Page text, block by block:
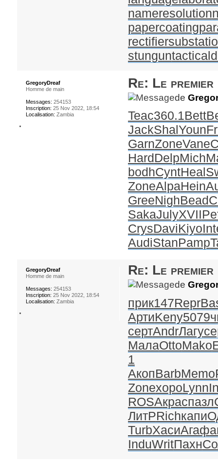
nameresolution
papercoating
stungun
Re: Le
de
Teac360.1Bett
JackShal Youn
GarnZoneVane
Hard DelpMich
bodhCyntHeal
ZoneAlpaHein
GreeNighBead
SakaJulyXVII
CrysDaviKiyo
AudiStanPamp
GregoryDreaf
Homme de main
Messages: 254153
Inscription: 25 Nov 2022, 18:54
Localisation: Zambia
Re: Le
de
прик147Repr
АртиKeny5079
сертAndrЛагу
МалаOttoMako
1
АкопBarbMemo
ZoneхороLynn
ROSAкраспазл
ЛитРRichкапи
TurbХасиАгаф
InduWritПахн
GregoryDreaf
Homme de main
Messages: 254153
Inscription: 25 Nov 2022, 18:54
Localisation: Zambia